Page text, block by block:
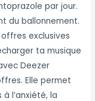
par jour.
du ballonnement.
exclusives
ta musique
Deezer
Elle permet
l’anxiété, la